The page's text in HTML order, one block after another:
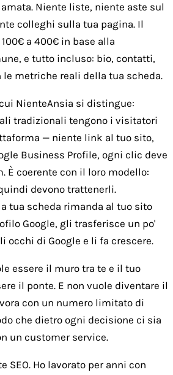
Niente liste, niente aste sul
colleghi sulla tua pagina. Il
a 400€ in base alla
e tutto incluso: bio, contatti,
le metriche reali della tua scheda.
NienteAnsia si distingue:
tradizionali tengono i visitatori
— niente link al tuo sito,
Business Profile, ogni clic deve
È coerente con il loro modello:
devono trattenerli.
tua scheda rimanda al tuo sito
Google, gli trasferisce un po'
occhi di Google e li fa crescere.
essere il muro tra te e il tuo
il ponte. E non vuole diventare il
con un numero limitato di
che dietro ogni decisione ci sia
un customer service.
SEO. Ho lavorato per anni con